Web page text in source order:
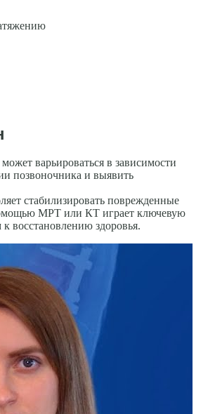
варьироваться в зависимости
позвоночника и выявить
стабилизировать поврежденные
МРТ или КТ играет ключевую
восстановлению здоровья.